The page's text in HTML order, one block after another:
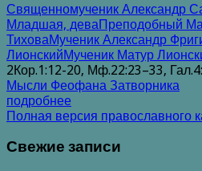
Священномученик Александр
Младшая, деваПреподобный
ТиховаМученик Александр
ЛионскийМученик Матур
2Кор.1:12-20, Мф.22:23–33,
Мысли Феофана Затворника
подробнее
Полная версия православного
Свежие записи